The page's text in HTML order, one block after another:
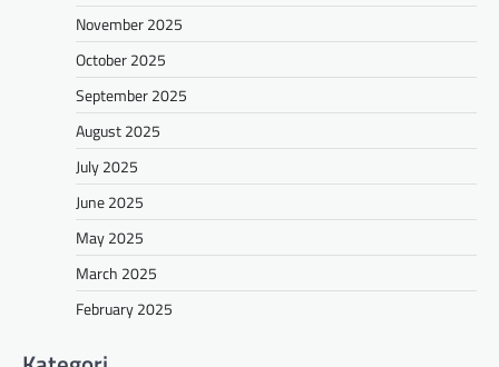
November 2025
October 2025
September 2025
August 2025
July 2025
June 2025
May 2025
March 2025
February 2025